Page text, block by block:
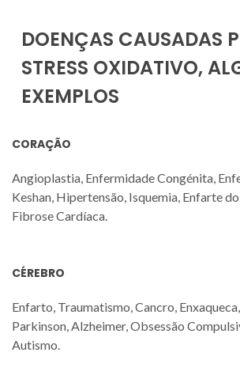
DOENÇAS CAUSADAS
STRESS OXIDATIVO,
EXEMPLOS
CORAÇÃO
Angioplastia, Enfermidade Congénita,
Keshan, Hipertensão, Isquemia, Enfarte
Fibrose Cardíaca.
CÉREBRO
Enfarto, Traumatismo, Cancro,
Parkinson, Alzheimer, Obsessão
Autismo.